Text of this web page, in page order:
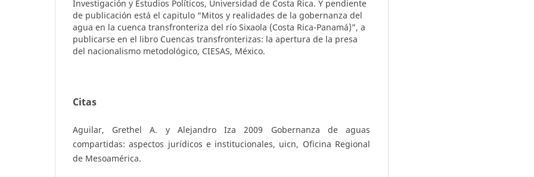
Investigación y Estudios Políticos, Universidad de Costa Rica. Y pendiente
de publicación está el capitulo “Mitos y realidades de la gobernanza del
agua en la cuenca transfronteriza del río Sixaola (Costa Rica-Panamá)”, a
publicarse en el libro Cuencas transfronterizas: la apertura de la presa
del nacionalismo metodológico, CIESAS, México.
Citas
Aguilar, Grethel A. y Alejandro Iza 2009 Gobernanza de aguas
compartidas: aspectos jurídicos e institucionales, uicn, Oficina Regional
de Mesoamérica.